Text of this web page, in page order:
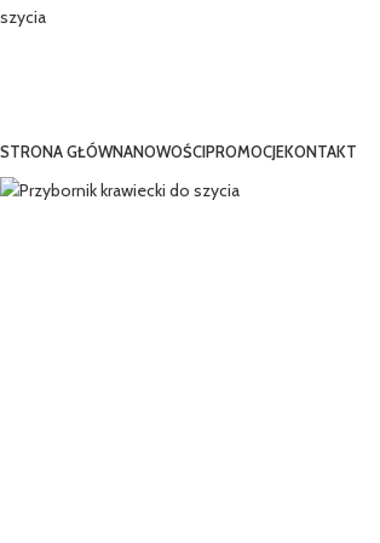
STRONA GŁÓWNANOWOŚCIPROMOCJEKONTAKT